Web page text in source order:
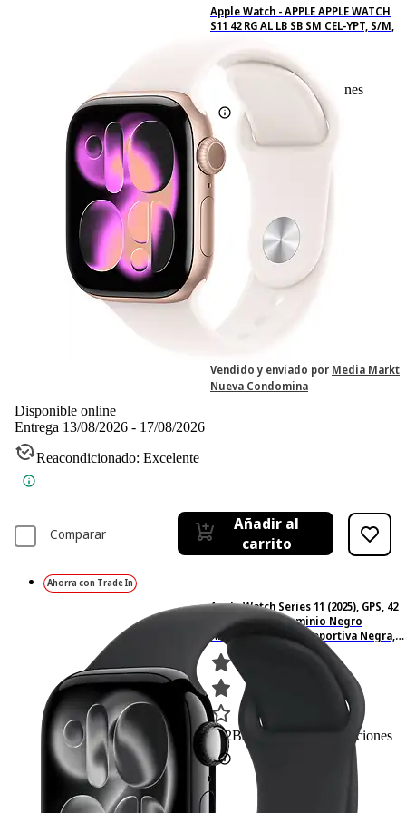
Apple Watch - APPLE APPLE WATCH
S11 42 RG AL LB SB SM CEL-YPT, S/M,
Basado en 0 valoraciones
599,– €
Vendido y enviado por Media Markt
Nueva Condomina
Reacondicionado: Excelente
Disponible online
Entrega 13/08/2026 - 17/08/2026
Comparar
Añadir al
carrito
Ahorra con Trade In
Apple Watch Series 11 (2025), GPS, 42
mm, Caja de aluminio Negro
Azabache, Correa deportiva Negra,
S/M, Calidad del sueño, 24h
Autonomía
392Basado en 392 valoraciones